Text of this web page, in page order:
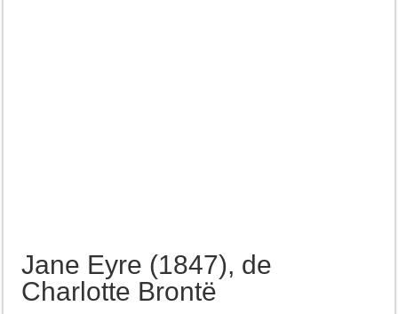
Jane Eyre (1847), de
Charlotte Brontë